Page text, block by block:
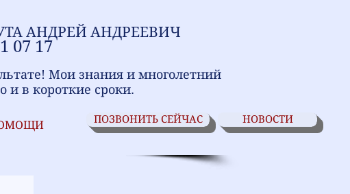
АНДРЕЙ АНДРЕЕВИЧ
07 17
Мои знания и многолетний
в короткие сроки.
ПОЗВОНИТЬ СЕЙЧАС НОВОСТИ